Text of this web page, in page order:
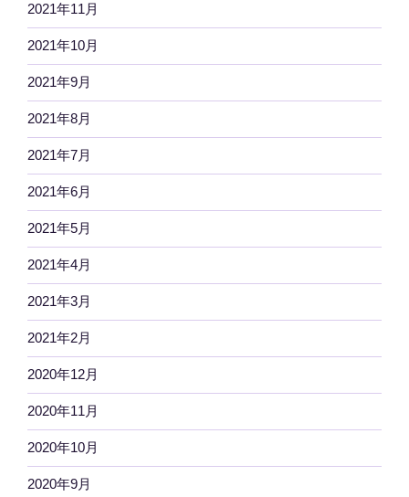
2021年11月
2021年10月
2021年9月
2021年8月
2021年7月
2021年6月
2021年5月
2021年4月
2021年3月
2021年2月
2020年12月
2020年11月
2020年10月
2020年9月